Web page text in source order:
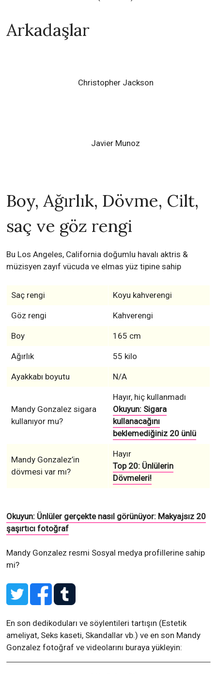
Arkadaşlar
Christopher Jackson
Javier Munoz
Boy, Ağırlık, Dövme, Cilt,
saç ve göz rengi
Bu Los Angeles, California doğumlu havalı aktris &
müzisyen zayıf vücuda ve elmas yüz tipine sahip
Saç rengi Koyu kahverengi
Göz rengi Kahverengi
Boy 165 cm
Ağırlık 55 kilo
Ayakkabı boyutu N/A
Mandy Gonzalez sigara
kullanıyor mu?
Hayır, hiç kullanmadı
Okuyun: Sigara
kullanacağını
beklemediğiniz 20 ünlü
Mandy Gonzalez’in
dövmesi var mı?
Hayır
Top 20: Ünlülerin
Dövmeleri!
Okuyun: Ünlüler gerçekte nasıl görünüyor: Makyajsız 20
şaşırtıcı fotoğraf
Mandy Gonzalez resmi Sosyal medya profillerine sahip
mi?
En son dedikoduları ve söylentileri tartışın (Estetik
ameliyat, Seks kaseti, Skandallar vb.) ve en son Mandy
Gonzalez fotoğraf ve videolarını buraya yükleyin: